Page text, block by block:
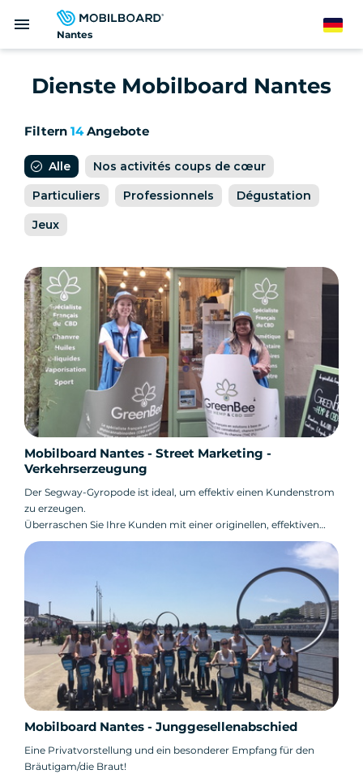
zum
Nantes
menu German
Dienste Mobilboard Nantes
Filtern 14Angebote
Alle
Nos activités coups de cœur
Particuliers
Professionnels
Dégustation
Jeux
Mobilboard Nantes - Street Marketing -
Verkehrserzeugung
Der Segway-Gyropode ist ideal, um effektiv einen Kundenstrom
zu erzeugen.
Überraschen Sie Ihre Kunden mit einer originellen, effektiven
und umweltfreundlichen Street-Marketing-Aktion!
Mobilboard Nantes - Junggesellenabschied
Eine Privatvorstellung und ein besonderer Empfang für den
Bräutigam/die Braut!